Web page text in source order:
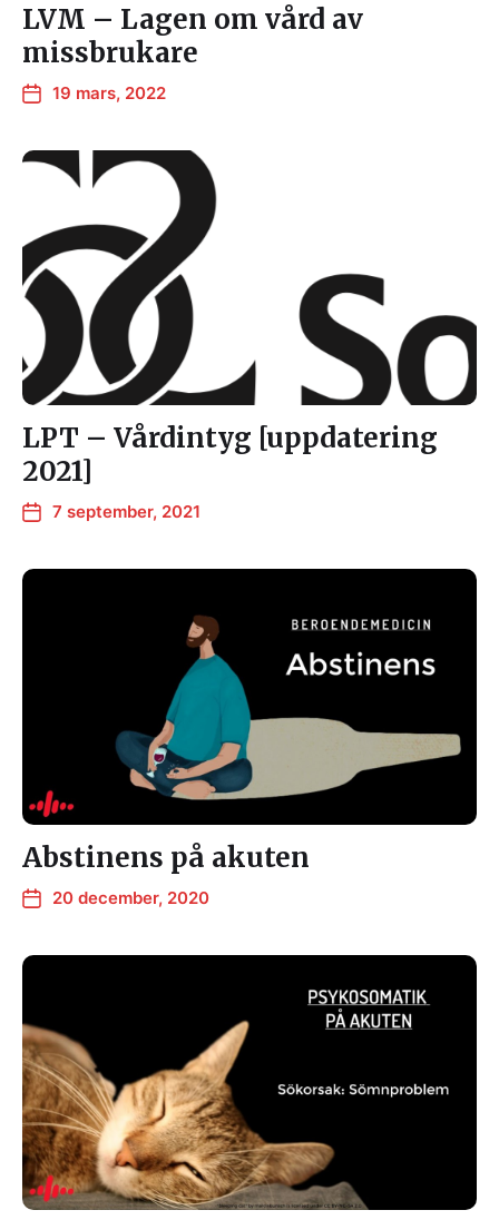
LVM – Lagen om vård av
missbrukare
19 mars, 2022
LPT – Vårdintyg [uppdatering
2021]
7 september, 2021
Abstinens på akuten
20 december, 2020